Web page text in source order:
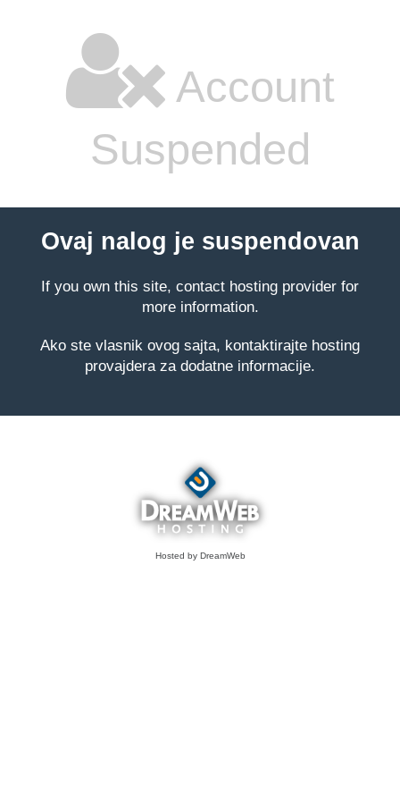
Account
Suspended
Ovaj nalog je suspendovan
If you own this site, contact hosting provider for
more information.
Ako ste vlasnik ovog sajta, kontaktirajte hosting
provajdera za dodatne informacije.
Hosted by DreamWeb